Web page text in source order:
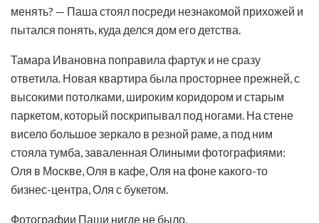
менять? — Паша стоял посреди незнакомой прихожей и
пытался понять, куда делся дом его детства.
Тамара Ивановна поправила фартук и не сразу
ответила. Новая квартира была просторнее прежней, с
высокими потолками, широким коридором и старым
паркетом, который поскрипывал под ногами. На стене
висело большое зеркало в резной раме, а под ним
стояла тумба, заваленная Олиными фотографиями:
Оля в Москве, Оля в кафе, Оля на фоне какого-то
бизнес-центра, Оля с букетом.
Фотографии Паши нигде не было.